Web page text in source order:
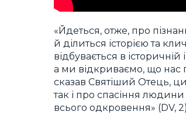
«Йдеться, отже, про
й ділиться історією та
відбувається в
а ми відкриваємо, що нас
сказав Святіший Отець,
так і про спасіння
всього одкровення» (DV,